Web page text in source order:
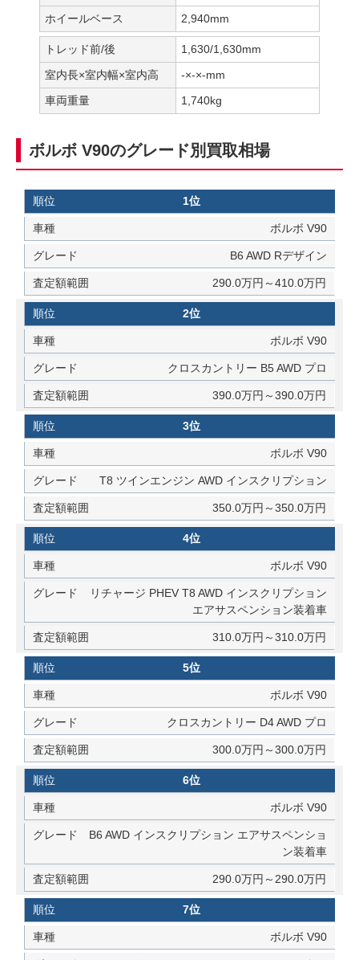
ホイールベース
2,940mm
トレッド前/後
1,630/1,630mm
室内長×室内幅×室内高
-×-×-mm
車両重量
1,740kg
ボルボ V90のグレード別買取相場
1位
ボルボ V90
B6 AWD Rデザイン
290.0万円～410.0万円
2位
ボルボ V90
クロスカントリー B5 AWD プロ
390.0万円～390.0万円
3位
ボルボ V90
T8 ツインエンジン AWD インスクリプション
350.0万円～350.0万円
4位
ボルボ V90
リチャージ PHEV T8 AWD インスクリプション
エアサスペンション装着車
310.0万円～310.0万円
5位
ボルボ V90
クロスカントリー D4 AWD プロ
300.0万円～300.0万円
6位
ボルボ V90
B6 AWD インスクリプション エアサスペンショ
ン装着車
290.0万円～290.0万円
7位
ボルボ V90